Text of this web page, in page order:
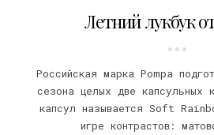
Летний лукбук
Российская марка Pompa
сезона целых две капсульных
капсул называется Soft
игре контрастов: